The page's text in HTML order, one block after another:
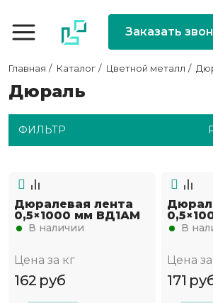
Заказать
Главная Каталог Цветной металл
Дюраль
ФИЛЬТР
Дюралевая лента
0,5×1000 мм ВД1АМ
В наличии
Цена за кг
162 руб
В
Цена
171